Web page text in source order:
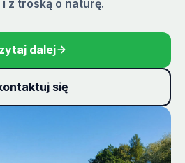
z troską o naturę.
dalej
się